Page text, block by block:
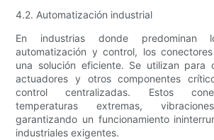
4.2. Automatización industrial
En industrias donde predominan
automatización y control, los
una solución eficiente. Se utilizan para
actuadores y otros componentes
control centralizadas. Estos
temperaturas extremas,
garantizando un funcionamiento
industriales exigentes.